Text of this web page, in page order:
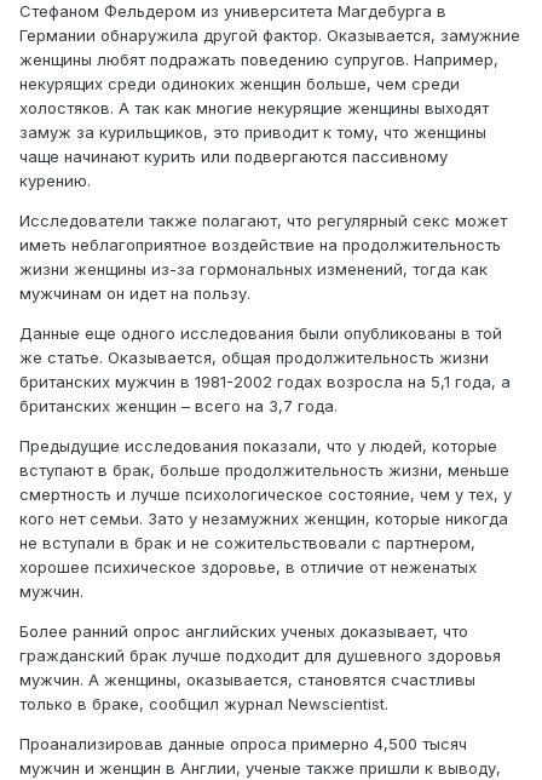
Стефаном Фельдером из университета Магдебурга в
Германии обнаружила другой фактор. Оказывается, замужние
женщины любят подражать поведению супругов. Например,
некурящих среди одиноких женщин больше, чем среди
холостяков. А так как многие некурящие женщины выходят
замуж за курильщиков, это приводит к тому, что женщины
чаще начинают курить или подвергаются пассивному
курению.
Исследователи также полагают, что регулярный секс может
иметь неблагоприятное воздействие на продолжительность
жизни женщины из-за гормональных изменений, тогда как
мужчинам он идет на пользу.
Данные еще одного исследования были опубликованы в той
же статье. Оказывается, общая продолжительность жизни
британских мужчин в 1981-2002 годах возросла на 5,1 года, а
британских женщин – всего на 3,7 года.
Предыдущие исследования показали, что у людей, которые
вступают в брак, больше продолжительность жизни, меньше
смертность и лучше психологическое состояние, чем у тех, у
кого нет семьи. Зато у незамужних женщин, которые никогда
не вступали в брак и не сожительствовали с партнером,
хорошее психическое здоровье, в отличие от неженатых
мужчин.
Более ранний опрос английских ученых доказывает, что
гражданский брак лучше подходит для душевного здоровья
мужчин. А женщины, оказывается, становятся счастливы
только в браке, сообщил журнал Newscientist.
Проанализировав данные опроса примерно 4,500 тысяч
мужчин и женщин в Англии, ученые также пришли к выводу,